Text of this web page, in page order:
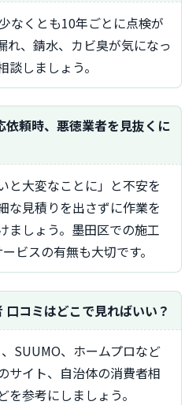
れ、錆水、カビ臭が気になっ
談しましょう。
依頼時、悪徳業者を見抜くに
な見積りを出さずに作業を
ましょう。墨田区での施工
ビスの有無も大切です。
口コミはどこで見ればいい？
サイト、自治体の消費者相
を参考にしましょう。